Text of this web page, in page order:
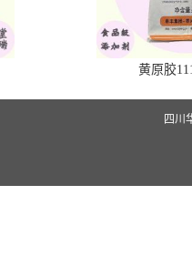
黄原胶
四川